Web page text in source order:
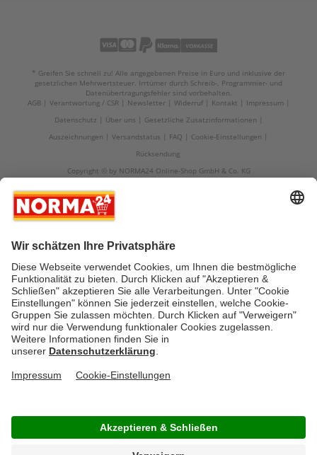
* Greifen Sie schnell zu! Alle angegebenen Preise in Euro und inklusive der
gesetzlichen Mehrwertsteuer. Irrtümer durch Schreib-, Programmier- und
Datenübertragungsfehler sind vorbehalten.
AGB
Verantwortung / CSR Newsletter Widerruf Kontakt
Impressum
Datenschutz
Über uns
Gesetzliche Zusatzinformationen
Auszeichnungen
Versandstatus FAQ
Cookie-Einstellungen
Rücksendung
Copyright © by NORMA24 Online-Shop GmbH & Co. KG